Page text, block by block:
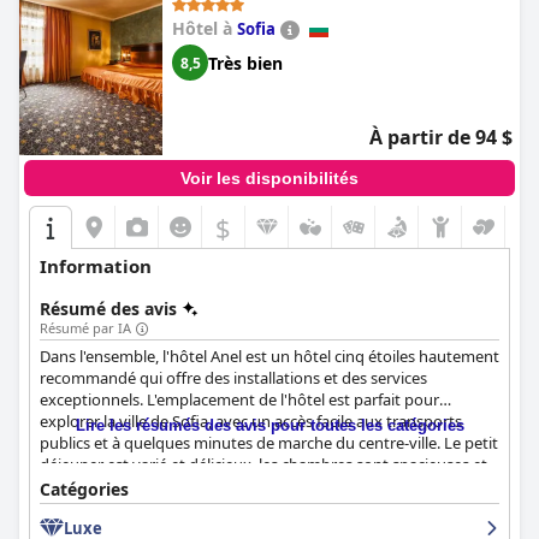
Hôtel à Sofia
8,5 Très bien
À partir de 94 $
Voir les disponibilités
$
Information
Résumé des avis
Résumé par IA
Dans l'ensemble, l'hôtel Anel est un hôtel cinq étoiles hautement
recommandé qui offre des installations et des services
exceptionnels. L'emplacement de l'hôtel est parfait pour
explorer la ville de Sofia, avec un accès facile aux transports
publics et à quelques minutes de marche du centre-ville. Le petit
déjeuner est varié et délicieux, les chambres sont spacieuses et
élégantes avec des équipements modernes et l'hôtel est loué
pour sa propreté. Le personnel est amical, serviable et
professionnel, offrant un service de premier ordre. Les
Lire les résumés des avis pour toutes les catégories
Catégories
Luxe